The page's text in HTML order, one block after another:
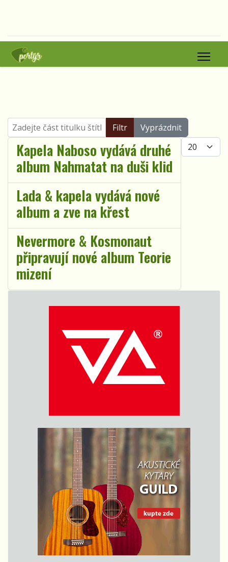
Zadejte část titulku štítku Filtr Vyprázdnit
Počet
Kapela Naboso vydává druhé
album Nahmatat na duši klid
Lada & kapela vydává nové
album a zve na křest
Nevermore & Kosmonaut
připravují nové album Teorie
mizení